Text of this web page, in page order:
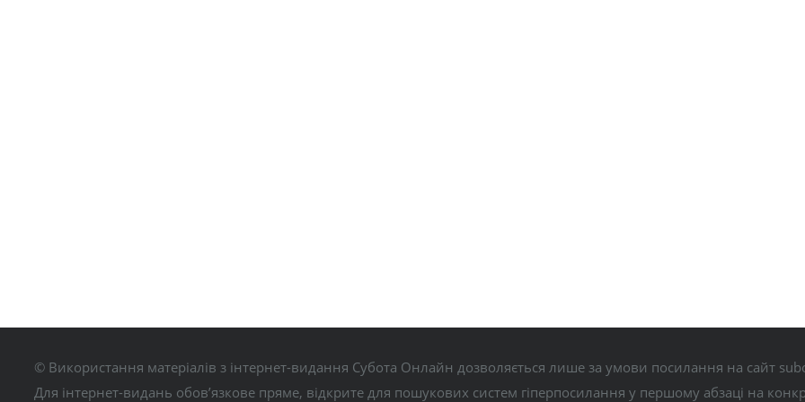
© Використання матеріалів з інтернет-видання Субота Онлайн дозволяється лише за умови посилання на сайт
Для інтернет-видань обов’язкове пряме, відкрите для пошукових систем гіперпосилання у першому абзаці на